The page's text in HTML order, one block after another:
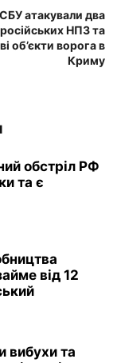
атакували два
російських НПЗ та
об’єкти ворога в
Криму
обстріл РФ
та є
від 12
вибухи та